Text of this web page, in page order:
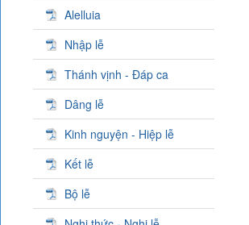
Alelluia
Nhập lễ
Thánh vịnh - Đáp ca
Dâng lễ
Kinh nguyện - Hiệp lễ
Kết lễ
Bộ lễ